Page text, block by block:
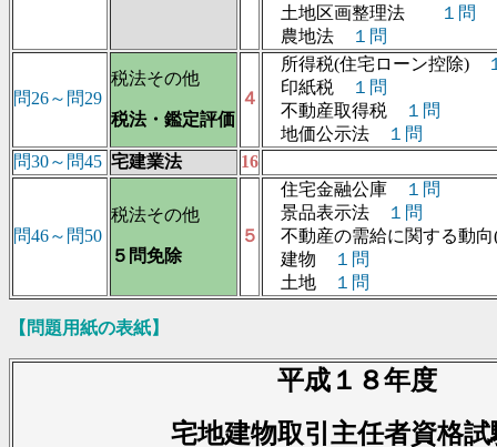
土地区画整理法
１問
農地法
１問
問26～問29
税法その他
税法・鑑定評価
４
所得税(住宅ローン控除)
印紙税
１問
不動産取得税
１問
地価公示法
１問
問30～問45 宅建業法 16
問46～問50
税法その他
５問免除
５
住宅金融公庫
１問
景品表示法
１問
不動産の需給に関する動
建物
１問
土地
１問
【問題用紙の表紙】
平成１８年度
宅地建物取引主任者資格試